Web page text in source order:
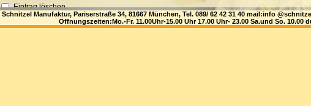
Eintrag löschen
checkupmental aus Bem
Schnitzel Manufaktur, Pariserstraße 34, 81667 München, Tel. 089/ 62 42 31 40 mail:info
Öffnungszeiten:Mo.-Fr. 11.00Uhr-15.00 Uhr 17.00 Uhr- 23.00 Sa.und So.